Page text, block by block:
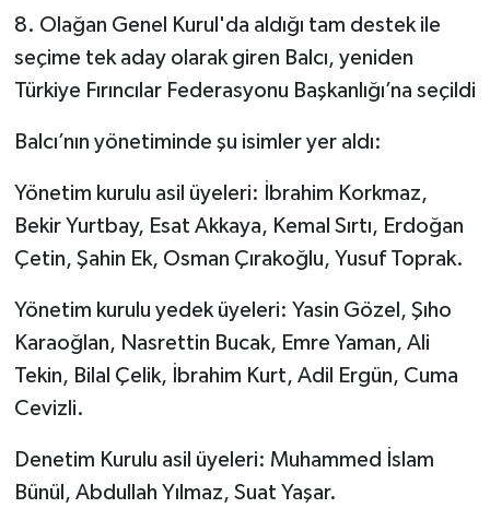
8. Olağan Genel Kurul'da aldığı tam destek ile
seçime tek aday olarak giren Balcı, yeniden
Türkiye Fırıncılar Federasyonu Başkanlığı’na seçildi
Balcı’nın yönetiminde şu isimler yer aldı:
Yönetim kurulu asil üyeleri: İbrahim Korkmaz,
Bekir Yurtbay, Esat Akkaya, Kemal Sırtı, Erdoğan
Çetin, Şahin Ek, Osman Çırakoğlu, Yusuf Toprak.
Yönetim kurulu yedek üyeleri: Yasin Gözel, Şıho
Karaoğlan, Nasrettin Bucak, Emre Yaman, Ali
Tekin, Bilal Çelik, İbrahim Kurt, Adil Ergün, Cuma
Cevizli.
Denetim Kurulu asil üyeleri: Muhammed İslam
Bünül, Abdullah Yılmaz, Suat Yaşar.